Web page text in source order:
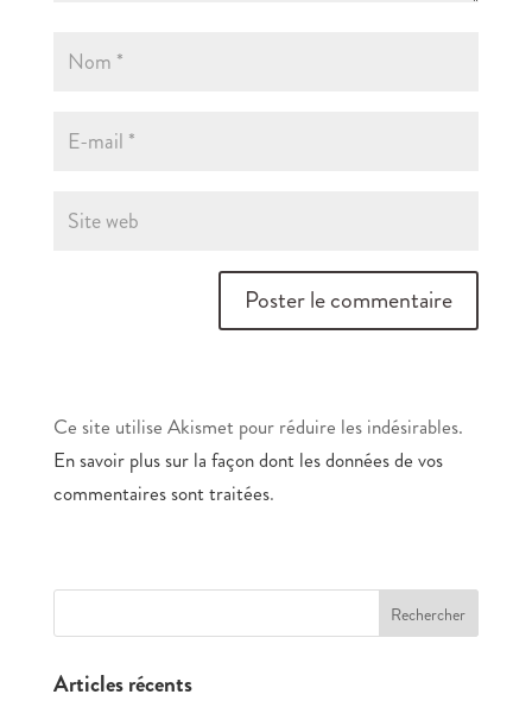
Ce site utilise Akismet pour réduire les indésirables.
En savoir plus sur la façon dont les données de vos
commentaires sont traitées.
Articles récents